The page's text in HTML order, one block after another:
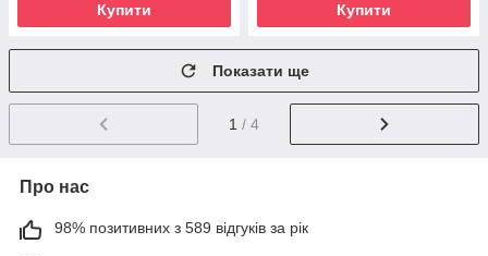
Купити Купити
Показати ще
1 / 4
Про нас
98% позитивних з 589 відгуків за рік